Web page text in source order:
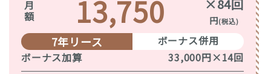
月額 13,750 ×84回
円(税込)
7年リース
ボーナス併用
ボーナス加算
33,000円×14回